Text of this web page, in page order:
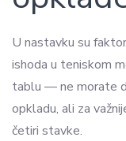
U nastavku su
ishoda u teniskom
tablu — ne morate
opkladu, ali za
četiri stavke.